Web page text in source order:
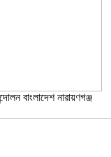
বাংলাদেশ নারায়ণগঞ্জ